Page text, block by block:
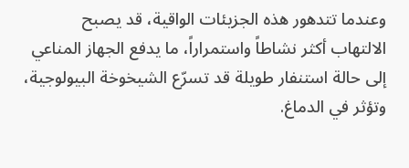
وعندما تتدهور هذه الجزيئات الواقية، قد يصبح
الالتهاب أكثر نشاطاً واستمراراً، ما يدفع الجهاز المناعي
إلى حالة استنفار طويلة قد تسرّع الشيخوخة البيولوجية،
وتؤثر في الدماغ.